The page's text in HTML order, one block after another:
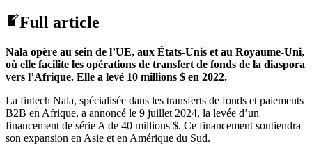
Full article
Nala opère au sein de l’UE, aux États-Unis et au Royaume-Uni,
où elle facilite les opérations de transfert de fonds de la diaspora
vers l’Afrique. Elle a levé 10 millions $ en 2022.
La fintech Nala, spécialisée dans les transferts de fonds et paiements
B2B en Afrique, a annoncé le 9 juillet 2024, la levée d’un
financement de série A de 40 millions $. Ce financement soutiendra
son expansion en Asie et en Amérique du Sud.